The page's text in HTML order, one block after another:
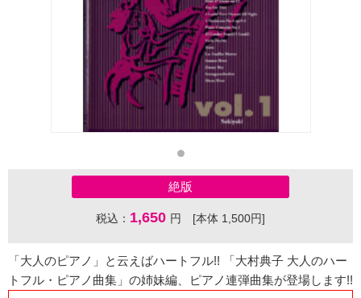
絶版
税込： 1,650 円 [本体 1,500円]
「大人のピアノ」と云えばハートフル!! 「大村典子 大人のハー
トフル・ピアノ曲集」の姉妹編、ピアノ連弾曲集が登場します!!